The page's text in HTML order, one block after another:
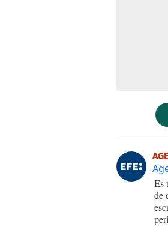
Es
de